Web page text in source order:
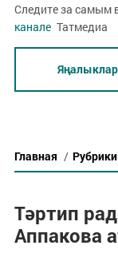
Следите за самым
канале Татмедиа
Яңалыклар
Главная / Рубрики
Тәртип
Аппакова